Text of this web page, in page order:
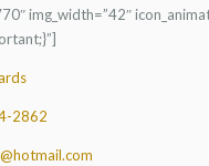
img_width=”42″
2862